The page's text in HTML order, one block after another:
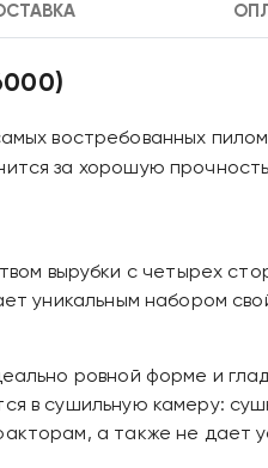
востребованных
за хорошую
вырубки с четырех
уникальным набором
ровной форме и
в сушильную камеру:
а также не дает